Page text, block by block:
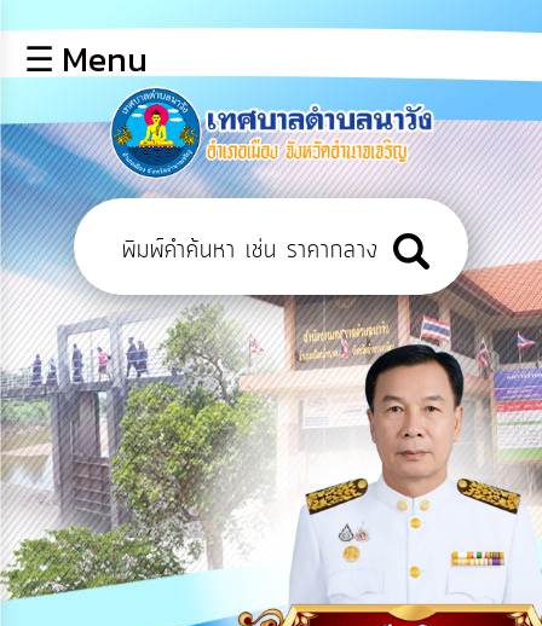
หลัก
ข้อมูล
พื้น
ฐาน
บุคลากร
แผน
ยุทธศาสตร์
ข่าวสาร
การ
เปิด
เผย
ข้อมูล
สาธารณะ
OIT
☰ Menu